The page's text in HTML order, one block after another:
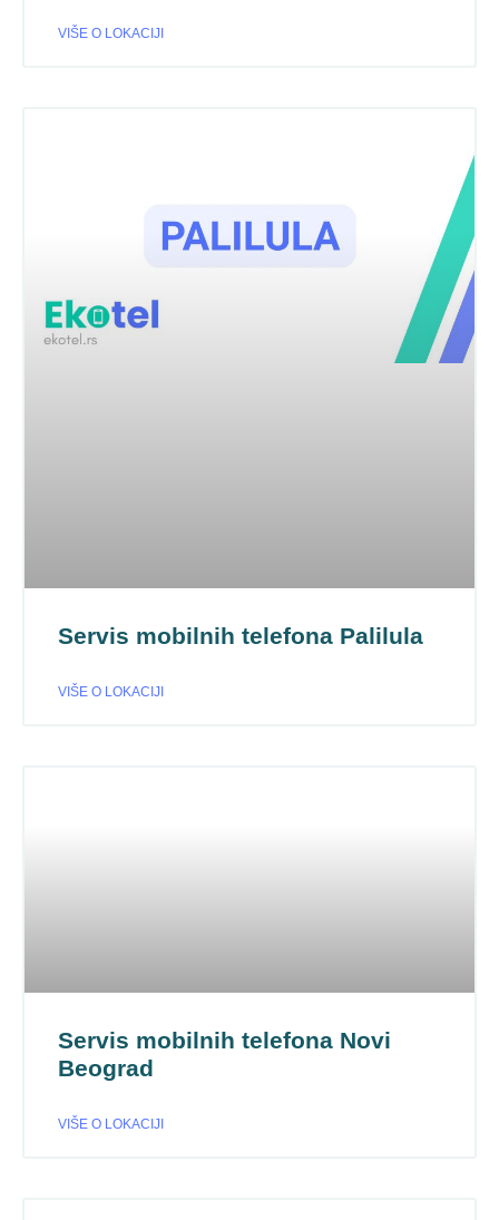
VIŠE O LOKACIJI
Servis mobilnih telefona Palilula
VIŠE O LOKACIJI
Servis mobilnih telefona Novi
Beograd
VIŠE O LOKACIJI